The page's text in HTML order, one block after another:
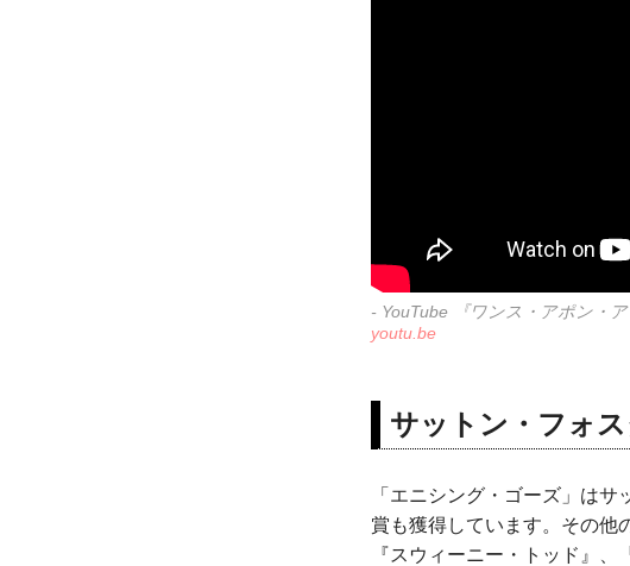
- YouTube 『ワンス・アポン・
youtu.be
サットン・フォ
「エニシング・ゴーズ」は
賞も獲得しています。その他
『スウィーニー・トッド』